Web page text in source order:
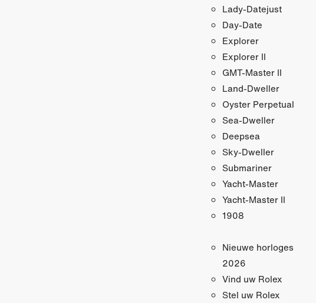
Lady-Datejust
Day-Date
Explorer
Explorer II
GMT-Master II
Land-Dweller
Oyster Perpetual
Sea-Dweller
Deepsea
Sky-Dweller
Submariner
Yacht-Master
Yacht-Master II
1908
Nieuwe horloges
2026
Vind uw Rolex
Stel uw Rolex